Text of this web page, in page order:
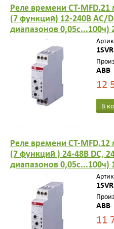
Реле времени CT-
(7 функций) 12-240В AC/
диапазонов 0,05с...100ч)
ABB
12
В
Реле времени CT-
(7 функций ) 24-48B DC,
диапазонов 0,05с...100ч)
ABB
11